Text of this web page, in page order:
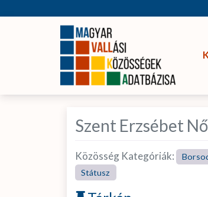
Szent Erzsébet
Közösség Kategóriák:
Státusz